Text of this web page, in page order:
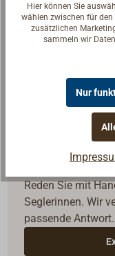
Fragen
Reden Sie mit
Seglerinnen. Wir
passende Antwort.
Hier können Sie
wählen zwischen für den
zusätzlichen
sammeln wir
Nur